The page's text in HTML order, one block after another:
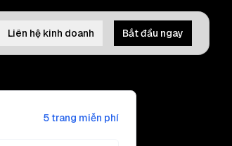
Liên hệ kinh doanh Bắt đầu ngay
5 trang miễn phí